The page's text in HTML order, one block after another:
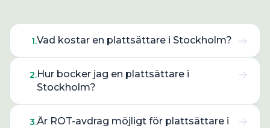
1.Vad kostar en plattsättare i Stockholm?
2.Hur bocker jag en plattsättare i
Stockholm?
3.Är ROT-avdrag möjligt för plattsättare i